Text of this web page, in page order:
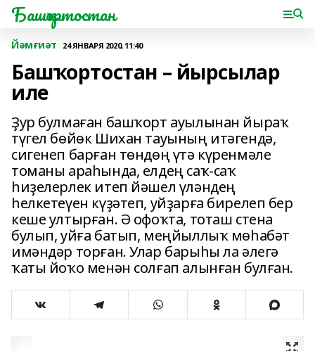
Башҡортостан
Йәмғиәт 24 ЯНВАРЯ 2020, 11:40
Башҡортостан – йырсылар
иле
Ҙур булмаған башҡорт ауылынан йыраҡ
түгел бөйөк Шихан тауының итәгендә,
сигенеп барған төндөң үтә күренмәле
томаны араһында, елдең саҡ-саҡ
һиҙелерлек итеп йәшел үләндең
һелкетеүен күҙәтеп, уйҙарға бирелеп бер
кеше ултырған. Ә офоҡта, тоташ стена
булып, уйға батып, меңйыллыҡ мөһабәт
имәндәр торған. Улар барыһы ла әлегә
ҡаты йоҡо менән солғап алынған булған.